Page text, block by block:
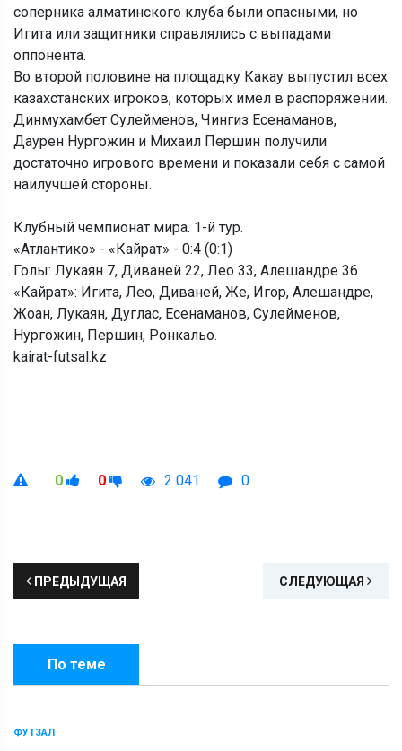
соперника алматинского клуба были опасными, но
Игита или защитники справлялись с выпадами
оппонента.
Во второй половине на площадку Какау выпустил всех
казахстанских игроков, которых имел в распоряжении.
Динмухамбет Сулейменов, Чингиз Есенаманов,
Даурен Нургожин и Михаил Першин получили
достаточно игрового времени и показали себя с самой
наилучшей стороны.
Клубный чемпионат мира. 1-й тур.
«Атлантико» - «Кайрат» - 0:4 (0:1)
Голы: Лукаян 7, Диваней 22, Лео 33, Алешандре 36
«Кайрат»: Игита, Лео, Диваней, Же, Игор, Алешандре,
Жоан, Лукаян, Дуглас, Есенаманов, Сулейменов,
Нургожин, Першин, Ронкальо.
kairat-futsal.kz
0 0 2 041 0
ПРЕДЫДУЩАЯ СЛЕДУЮЩАЯ
По теме
ФУТЗАЛ